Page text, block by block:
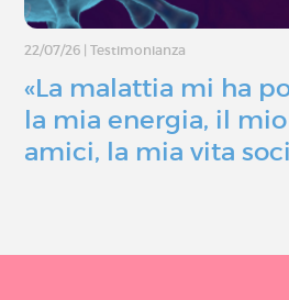
22/07/26 Testimonianza
«La malattia mi ha
la mia energia, il
amici, la mia vita